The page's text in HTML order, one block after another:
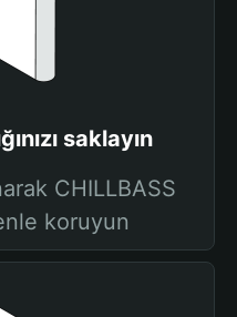
saklayın
CHILLBASS
koruyun